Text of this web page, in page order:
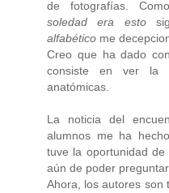
de fotografías.
soledad era esto
alfabético me
Creo que ha dado
consiste en ver la
anatómicas.
La noticia del
alumnos me ha
tuve la oportunidad
aún de poder
Ahora, los autores son